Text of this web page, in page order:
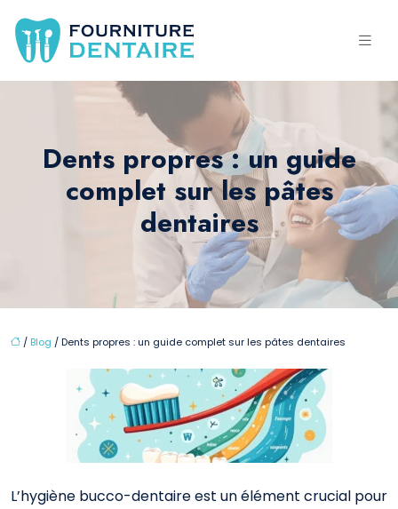
Dents propres : un guide
complet sur les pâtes
dentaires
/ Blog / Dents propres : un guide complet sur les pâtes dentaires
L’hygiène bucco-dentaire est un élément crucial pour